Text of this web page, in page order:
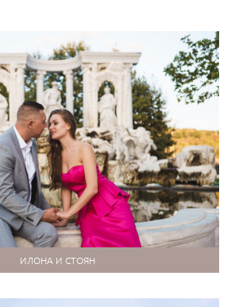
ИЛОНА И СТОЯН